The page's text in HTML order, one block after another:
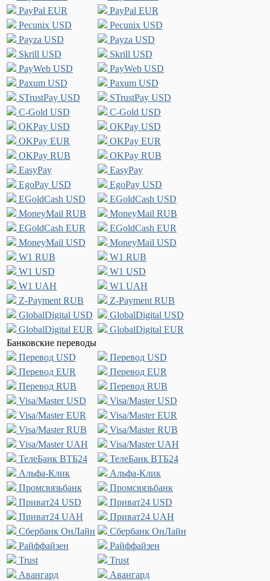
PayPal EUR
PayPal EUR
Pecunix USD
Pecunix USD
Payza USD
Payza USD
Skrill USD
Skrill USD
PayWeb USD
PayWeb USD
Paxum USD
Paxum USD
STrustPay USD
STrustPay USD
C-Gold USD
C-Gold USD
OKPay USD
OKPay USD
OKPay EUR
OKPay EUR
OKPay RUB
OKPay RUB
EasyPay
EasyPay
EgoPay USD
EgoPay USD
EGoldCash USD
EGoldCash USD
MoneyMail RUB
MoneyMail RUB
EGoldCash EUR
EGoldCash EUR
MoneyMail USD
MoneyMail USD
W1 RUB
W1 RUB
W1 USD
W1 USD
W1 UAH
W1 UAH
Z-Payment RUB
Z-Payment RUB
GlobalDigital USD
GlobalDigital USD
GlobalDigital EUR
GlobalDigital EUR
Банковские переводы
Перевод USD
Перевод USD
Перевод EUR
Перевод EUR
Перевод RUB
Перевод RUB
Visa/Master USD
Visa/Master USD
Visa/Master EUR
Visa/Master EUR
Visa/Master RUB
Visa/Master RUB
Visa/Master UAH
Visa/Master UAH
ТелеБанк ВТБ24
ТелеБанк ВТБ24
Альфа-Клик
Альфа-Клик
Промсвязьбанк
Промсвязьбанк
Приват24 USD
Приват24 USD
Приват24 UAH
Приват24 UAH
Сбербанк ОнЛайн
Сбербанк ОнЛайн
Райффайзен
Райффайзен
Trust
Trust
Авангард
Авангард